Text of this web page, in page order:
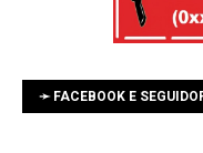
➛ FACEBOOK E